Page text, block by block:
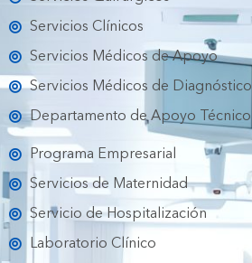
k
a
m
Servicios Clínicos
Servicios Médicos de Apoyo
Servicios Médicos de Diagnóstico
Departamento de Apoyo Técnico
Programa Empresarial
Servicios de Maternidad
Servicio de Hospitalización
Laboratorio Clínico